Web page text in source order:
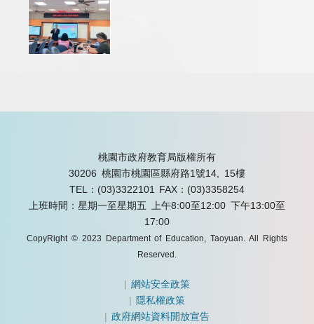
桃園市政府教育局版權所有
30206 桃園市桃園區縣府路1號14, 15樓
TEL：(03)3322101
FAX：(03)3358254
上班時間：星期一至星期五 上午8:00至12:00 下午13:00至
17:00
CopyRight © 2023 Department of Education, Taoyuan. All Rights
Reserved.
|網站安全政策
| 隱私權政策
|政府網站資料開放宣告